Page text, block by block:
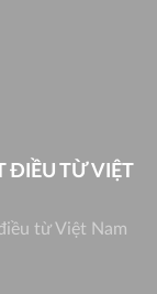
ĐIỀU TỪ VIỆT
từ Việt Nam